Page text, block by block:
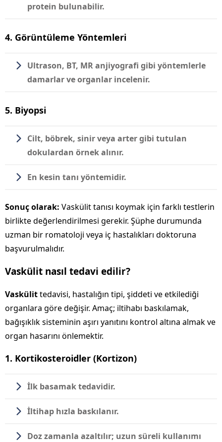
protein bulunabilir.
4. Görüntüleme Yöntemleri
Ultrason, BT, MR anjiyografi gibi yöntemlerle
damarlar ve organlar incelenir.
5. Biyopsi
Cilt, böbrek, sinir veya arter gibi tutulan
dokulardan örnek alınır.
En kesin tanı yöntemidir.
Sonuç olarak: Vaskülit tanısı koymak için farklı testlerin
birlikte değerlendirilmesi gerekir. Şüphe durumunda
uzman bir romatoloji veya iç hastalıkları doktoruna
başvurulmalıdır.
Vaskülit nasıl tedavi edilir?
Vaskülittedavisi, hastalığın tipi, şiddeti ve etkilediği
organlara göre değişir. Amaç; iltihabı baskılamak,
bağışıklık sisteminin aşırı yanıtını kontrol altına almak ve
organ hasarını önlemektir.
1. Kortikosteroidler (Kortizon)
İlk basamak tedavidir.
İltihap hızla baskılanır.
Doz zamanla azaltılır; uzun süreli kullanımı